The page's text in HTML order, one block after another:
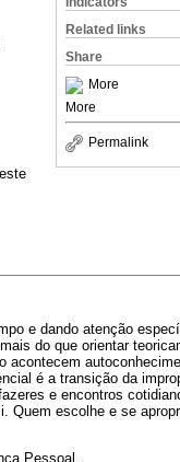
Related links
Share
More
More
Permalink
e dando atenção
do que orientar
acontecem
é a transição da
e encontros
Quem escolhe e se
Pessoal.